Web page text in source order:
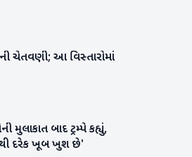
ચેતવણી; આ વિસ્તારોમાં
બાદ ટ્રમ્પે કહ્યું,
દરેક ખૂબ ખુશ છે'